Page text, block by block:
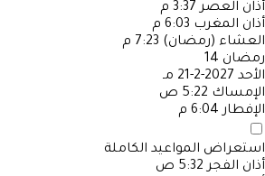
أذان العصر 3:37 م
أذان المغرب 6:03 م
العشاء (رمضان) 7:23 م
رمضان 14
الأحد 2027-2-21 مـ
الإمساك 5:22 ص
الإفطار 6:04 م
استعراض المواعيد الكاملة
أذان الفجر 5:32 ص